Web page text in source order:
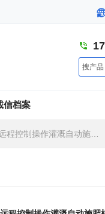
搜产品
信档案
控制操作灌溉自动施肥机